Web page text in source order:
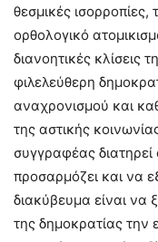
θεσμικές ισορροπίες,
ορθολογικό
διανοητικές κλίσεις
φιλελεύθερη
αναχρονισμού και
της αστικής
συγγραφέας
προσαρμόζει και να
διακύβευμα είναι να
της δημοκρατίας την